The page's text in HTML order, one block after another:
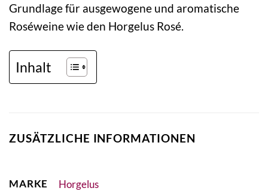
Grundlage für ausgewogene und aromatische
Roséweine wie den Horgelus Rosé.
Inhalt
ZUSÄTZLICHE INFORMATIONEN
MARKE Horgelus